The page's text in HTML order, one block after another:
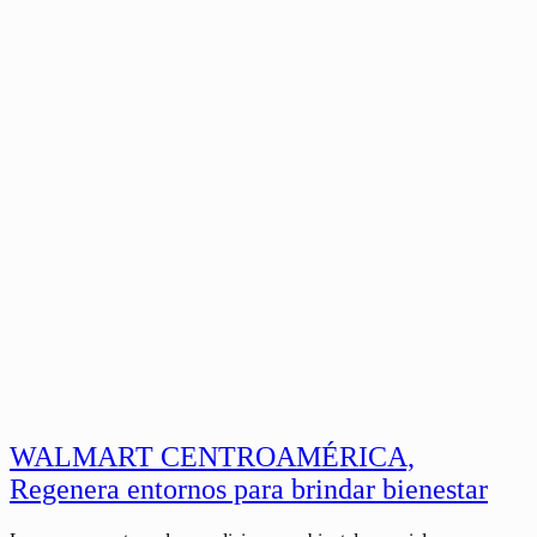
WALMART CENTROAMÉRICA,
Regenera entornos para brindar bienestar